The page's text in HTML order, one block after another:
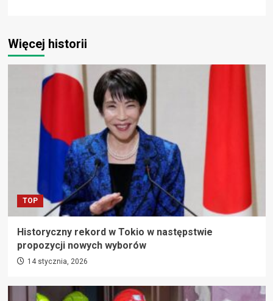
Więcej historii
TOP
Historyczny rekord w Tokio w następstwie
propozycji nowych wyborów
14 stycznia, 2026